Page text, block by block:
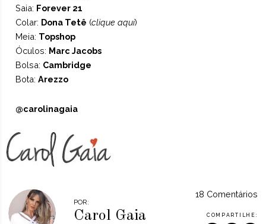
Saia: Forever 21
Colar: Dona Tetê (clique aqui)
Meia: Topshop
Óculos: Marc Jacobs
Bolsa: Cambridge
Bota: Arezzo
@carolinagaia
POR:
Carol Gaia
18 Comentários
COMPARTILHE: